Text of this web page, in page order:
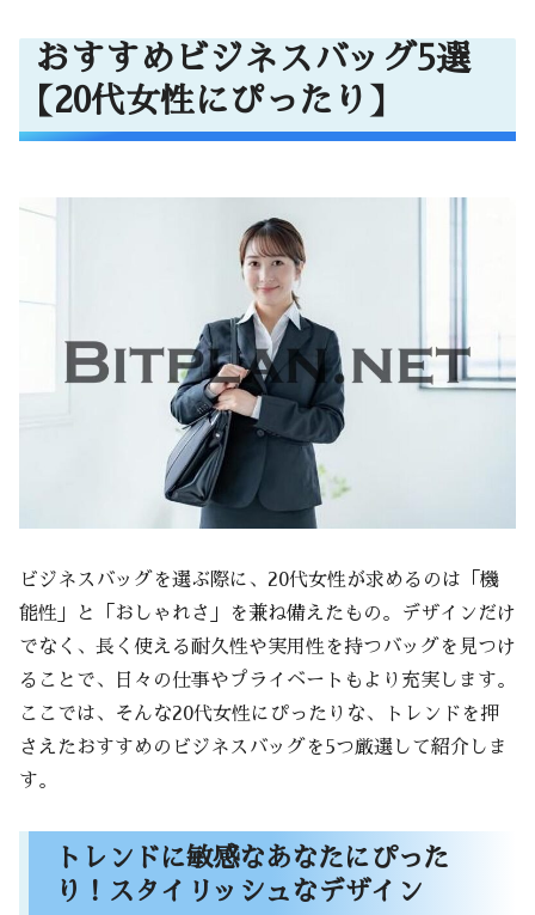
おすすめビジネスバッグ5選
【20代女性にぴったり】
ビジネスバッグを選ぶ際に、20代女性が求めるのは「機
能性」と「おしゃれさ」を兼ね備えたもの。デザインだけ
でなく、長く使える耐久性や実用性を持つバッグを見つけ
ることで、日々の仕事やプライベートもより充実します。
ここでは、そんな20代女性にぴったりな、トレンドを押
さえたおすすめのビジネスバッグを5つ厳選して紹介しま
す。
トレンドに敏感なあなたにぴった
り！スタイリッシュなデザイン